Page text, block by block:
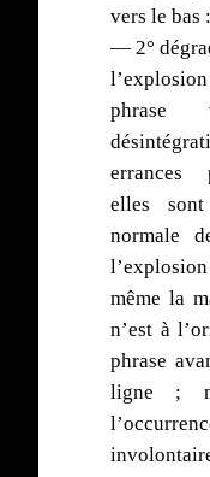
vers le bas
— 2°
phrase
errances
elles
normale
même la
n’est à
phrase
ligne ;